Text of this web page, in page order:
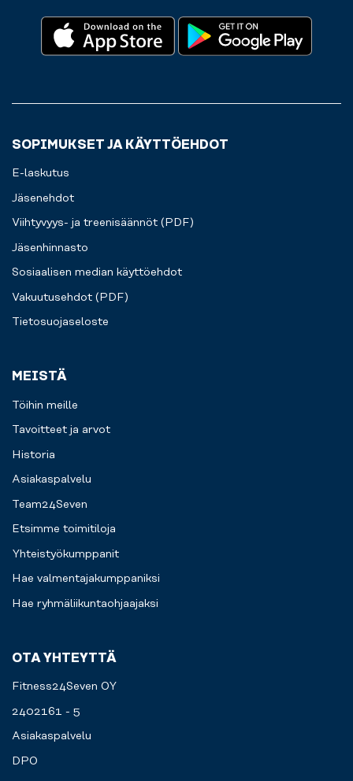
SOPIMUKSET JA KÄYTTÖEHDOT
E-laskutus
Jäsenehdot
Viihtyvyys- ja treenisäännöt (PDF)
Jäsenhinnasto
Sosiaalisen median käyttöehdot
Vakuutusehdot (PDF)
Tietosuojaseloste
MEISTÄ
Töihin meille
Tavoitteet ja arvot
Historia
Asiakaspalvelu
Team24Seven
Etsimme toimitiloja
Yhteistyökumppanit
Hae valmentajakumppaniksi
Hae ryhmäliikuntaohjaajaksi
OTA YHTEYTTÄ
Fitness24Seven OY
2402161 - 5
Asiakaspalvelu
DPO